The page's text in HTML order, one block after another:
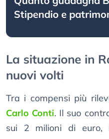
Stipendio e
La situazione in
nuovi volti
Tra i compensi più
Carlo Conti. Il suo
sui 2 milioni di euro,